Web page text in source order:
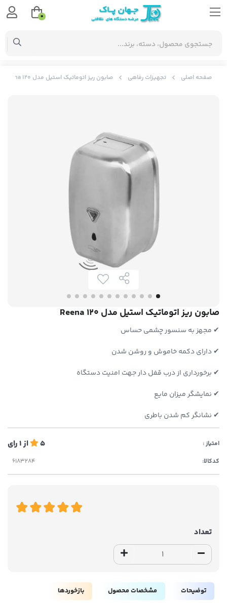
صفحه اصلی تجهیزات رفاهی صابون ریز اتوماتیک استیل مدل Reena 120
صابون ریز اتوماتیک استیل مدل Reena 120
✔ مجهز به سنسور چشمی حساس
✔ دارای دکمه خاموش و روشن شدن
✔ برخورداری از درب قفل دار جهت امنیت دستگاه
✔ نمایشگر میزان مایع
✔ نشانگر کم شدن باطری
امتیاز : 5 از1رای
کدکالا:
تعداد
توضیحات مشخصات محصول بازخوردها
0